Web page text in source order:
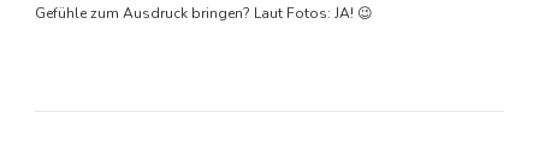
Gefühle zum Ausdruck bringen? Laut Fotos: JA! 😉